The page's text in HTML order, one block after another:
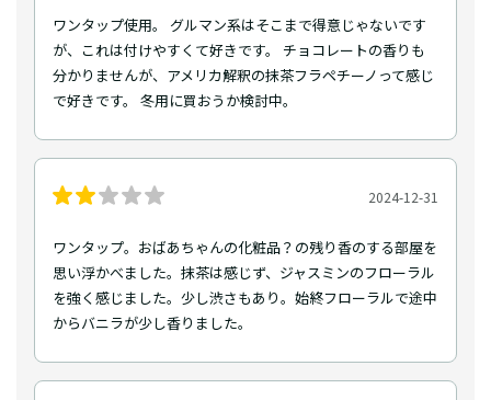
ワンタップ使用。 グルマン系はそこまで得意じゃないです
が、これは付けやすくて好きです。 チョコレートの香りも
分かりませんが、アメリカ解釈の抹茶フラペチーノって感じ
で好きです。 冬用に買おうか検討中。
2024-12-31
ワンタップ。おばあちゃんの化粧品？の残り香のする部屋を
思い浮かべました。抹茶は感じず、ジャスミンのフローラル
を強く感じました。少し渋さもあり。始終フローラルで途中
からバニラが少し香りました。